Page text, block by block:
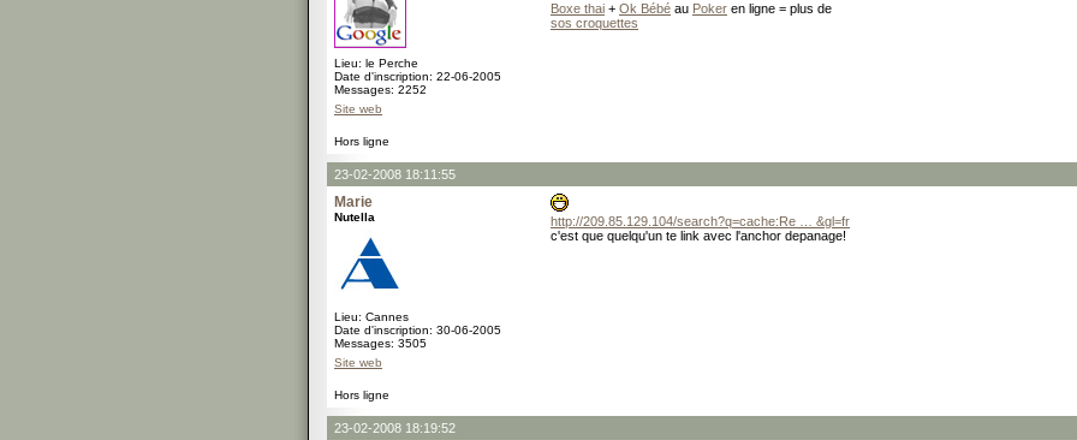
Lieu: le Perche
Date d'inscription: 22-06-2005
Messages: 2252
Site web
Boxe thai + Ok Bébé au Poker en ligne = plus de
sos croquettes
Hors ligne
23-02-2008 18:11:55
Marie
Nutella
Lieu: Cannes
Date d'inscription: 30-06-2005
Messages: 3505
Site web
http://209.85.129.104/search?q=cache:Re … &gl=fr
c'est que quelqu'un te link avec l'anchor depanage!
Hors ligne
23-02-2008 18:19:52